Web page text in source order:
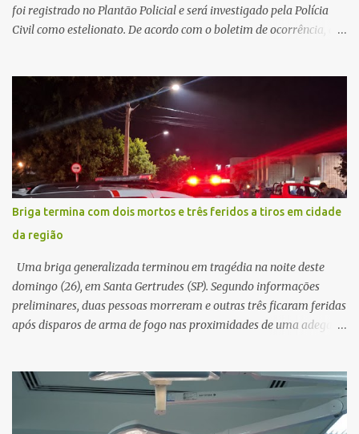
foi registrado no Plantão Policial e será investigado pela Polícia
Civil como estelionato. De acordo com o boletim de ocorrência, a
suspeito alegou que seria necessário atualizar o cadastro da conta
e passou a orientar a vítima sobre os procedimentos que deveriam
ser realizados. Dias depois, o golpista enviou um documento em
PDF simulando uma comunicação oficial da instituição financeira.
Na sequência, entrou em contato por telefone e encaminhou um
link, orientando a vítima a acessá-lo pelo computador para
concluir a suposta atualização cadastral. Após realizar o
procedimento, a conta bancária ficou bloqueada por algumas
horas. Sem conseguir acessar o sistema, a vítima tentou
novamente contato com o suposto gerente, mas não obteve
resposta. Na segunda-fe...
Briga termina com dois mortos e três feridos a tiros em cidade
da região
Uma briga generalizada terminou em tragédia na noite deste
domingo (26), em Santa Gertrudes (SP). Segundo informações
preliminares, duas pessoas morreram e outras três ficaram feridas
após disparos de arma de fogo nas proximidades de uma adega. O
começado dentro do estabelecimento e se estendido para a área
externa, quando dois homens armados passaram a efetuar
diversos disparos. Duas vítimas morreram ainda no local. Outras